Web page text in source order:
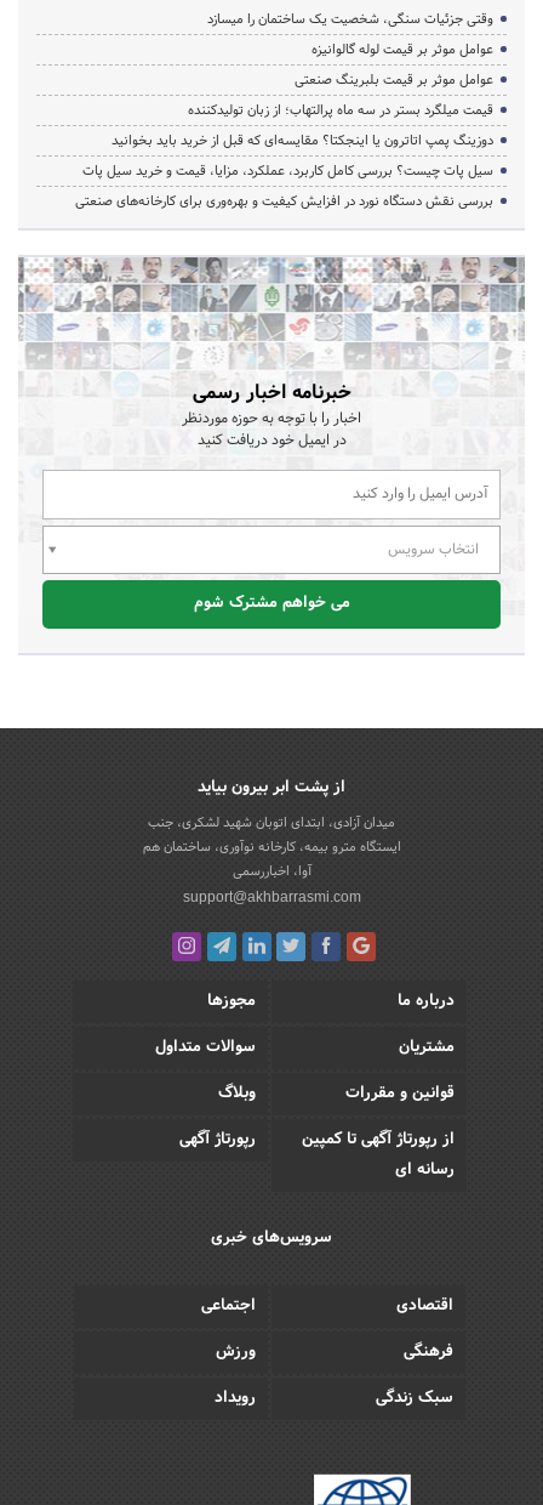
وقتی جزئیات سنگی، شخصیت یک ساختمان را میسازد
عوامل موثر بر قیمت لوله گالوانیزه
عوامل موثر بر قیمت بلبرینگ صنعتی
قیمت میلگرد بستر در سه ماه پرالتهاب؛ از زبان تولیدکننده
دوزینگ پمپ اتاترون یا اینجکتا؟ مقایسه‌ای که قبل از خرید باید بخوانید
سیل پات چیست؟ بررسی کامل کاربرد، عملکرد، مزایا، قیمت و خرید سیل پات
بررسی نقش دستگاه نورد در افزایش کیفیت و بهره‌وری برای کارخانه‌های صنعتی
خبرنامه اخبار رسمی
اخبار را با توجه به حوزه موردنظر
در ایمیل خود دریافت کنید
انتخاب سرویس
می خواهم مشترک شوم
از پشت ابر بیرون بیاید
میدان آزادی، ابتدای اتوبان شهید لشکری، جنب
ایستگاه مترو بیمه، کارخانه نوآوری، ساختمان هم
آوا، اخباررسمی
support@akhbarrasmi.com
درباره ما
مجوزها
مشتریان
سوالات متداول
قوانین و مقررات
وبلاگ
از رپورتاژ آگهی تا کمپین
رسانه ای
رپورتاژ آگهی
سرویس‌های خبری
اقتصادی
اجتماعی
فرهنگی
ورزش
سبک زندگی
رویداد